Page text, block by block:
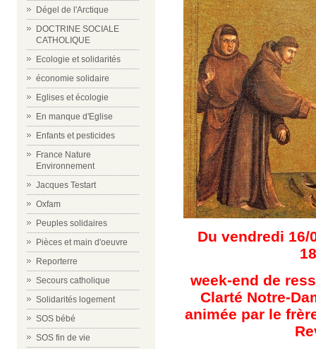
Dégel de l'Arctique
DOCTRINE SOCIALE
CATHOLIQUE
Ecologie et solidarités
économie solidaire
Eglises et écologie
En manque d'Eglise
Enfants et pesticides
France Nature
Environnement
Jacques Testart
Oxfam
Peuples solidaires
Pièces et main d'oeuvre
Reporterre
Secours catholique
Solidarités logement
SOS bébé
SOS fin de vie
Du vendredi 16/
week-end de
Clarté Notre-
animée par le